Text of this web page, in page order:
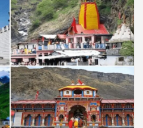
Jag Samachar Team